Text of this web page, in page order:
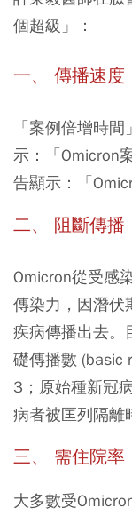
個超級」：
一、 傳播速度
「案例倍增時
示：「Omicron
告顯示：「
二、 阻斷傳播
Omicron從受感
傳染力，因潛伏
疾病傳播出去。
礎傳播數 (basic
3；原始種新冠
病者被匡列隔離
三、 需住院率
大多數受